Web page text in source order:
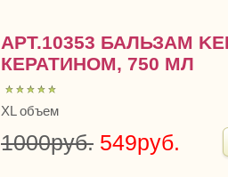
АРТ.10353 БАЛЬЗАМ
КЕРАТИНОМ, 750 МЛ
XL объем
1000руб. 549руб.